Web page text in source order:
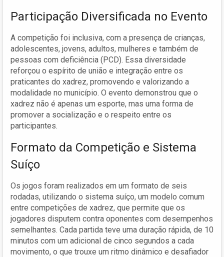
Participação Diversificada no Evento
A competição foi inclusiva, com a presença de crianças,
adolescentes, jovens, adultos, mulheres e também de
pessoas com deficiência (PCD). Essa diversidade
reforçou o espírito de união e integração entre os
praticantes do xadrez, promovendo e valorizando a
modalidade no município. O evento demonstrou que o
xadrez não é apenas um esporte, mas uma forma de
promover a socialização e o respeito entre os
participantes.
Formato da Competição e Sistema
Suíço
Os jogos foram realizados em um formato de seis
rodadas, utilizando o sistema suíço, um modelo comum
entre competições de xadrez, que permite que os
jogadores disputem contra oponentes com desempenhos
semelhantes. Cada partida teve uma duração rápida, de 10
minutos com um adicional de cinco segundos a cada
movimento, o que trouxe um ritmo dinâmico e desafiador